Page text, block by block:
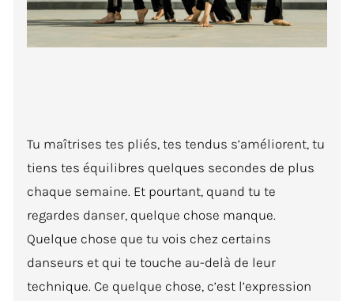
Tu maîtrises tes pliés, tes tendus s’améliorent, tu
tiens tes équilibres quelques secondes de plus
chaque semaine. Et pourtant, quand tu te
regardes danser, quelque chose manque.
Quelque chose que tu vois chez certains
danseurs et qui te touche au-delà de leur
technique. Ce quelque chose, c’est l’expression